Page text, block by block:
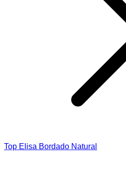
Top Elisa Bordado Natural